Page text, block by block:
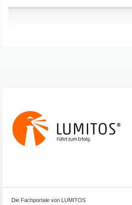
Die Fachportale von LUMITOS